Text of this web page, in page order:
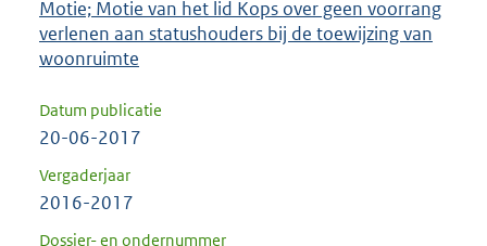
Motie; Motie van het lid Kops over geen voorrang
verlenen aan statushouders bij de toewijzing van
woonruimte
Datum publicatie
20-06-2017
Vergaderjaar
2016-2017
Dossier- en ondernummer